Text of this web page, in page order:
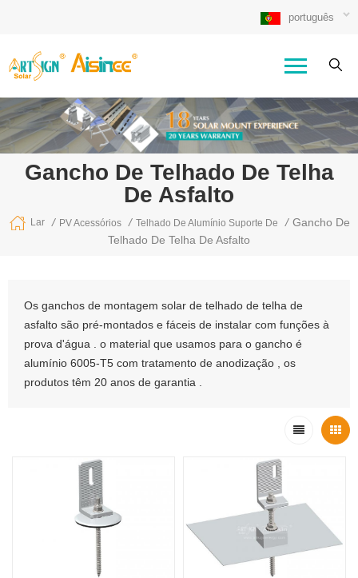
português
Gancho De Telhado De Telha
De Asfalto
Lar / PV Acessórios / Telhado De Alumínio Suporte De / Gancho De
Telhado De Telha De Asfalto
Os ganchos de montagem solar de telhado de telha de
asfalto são pré-montados e fáceis de instalar com funções à
prova d'água . o material que usamos para o gancho é
alumínio 6005-T5 com tratamento de anodização , os
produtos têm 20 anos de garantia .